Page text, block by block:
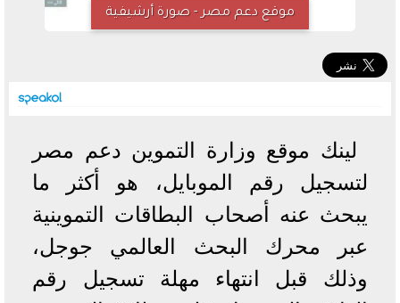
موقع دعم مصر - صورة أرشيفية
لينك موقع وزارة التموين دعم مصر
لتسجيل رقم الموبايل، هو أكثر ما
يبحث عنه أصحاب البطاقات التموينية
عبر محرك البحث العالمي جوجل،
وذلك قبل انتهاء مهلة تسجيل رقم